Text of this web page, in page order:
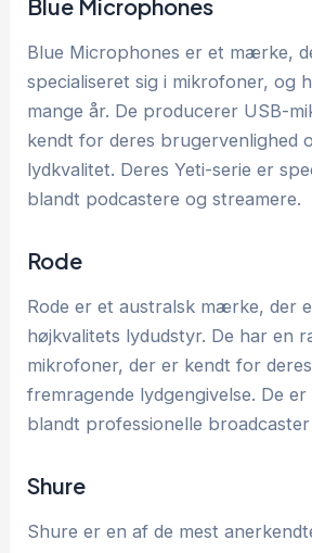
Blue Microphones
Blue Microphones er et mærke,
specialiseret sig i mikrofoner, og
mange år. De producerer USB-
kendt for deres brugervenlighed
lydkvalitet. Deres Yeti-serie er
blandt podcastere og streamere.
Rode
Rode er et australsk mærke, der
højkvalitets lydudstyr. De har en
mikrofoner, der er kendt for
fremragende lydgengivelse. De
blandt professionelle
Shure
Shure er en af de mest